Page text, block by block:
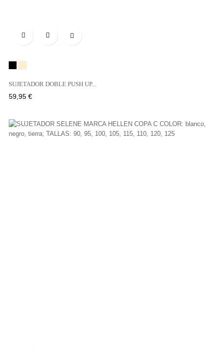

SUJETADOR DOBLE PUSH UP...
Precio
59,95 €